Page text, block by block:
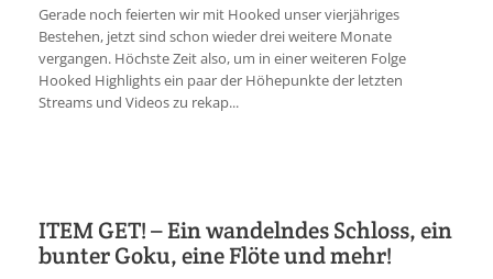
Gerade noch feierten wir mit Hooked unser vierjähriges
Bestehen, jetzt sind schon wieder drei weitere Monate
vergangen. Höchste Zeit also, um in einer weiteren Folge
Hooked Highlights ein paar der Höhepunkte der letzten
Streams und Videos zu rekap...
ITEM GET! – Ein wandelndes Schloss, ein
bunter Goku, eine Flöte und mehr!